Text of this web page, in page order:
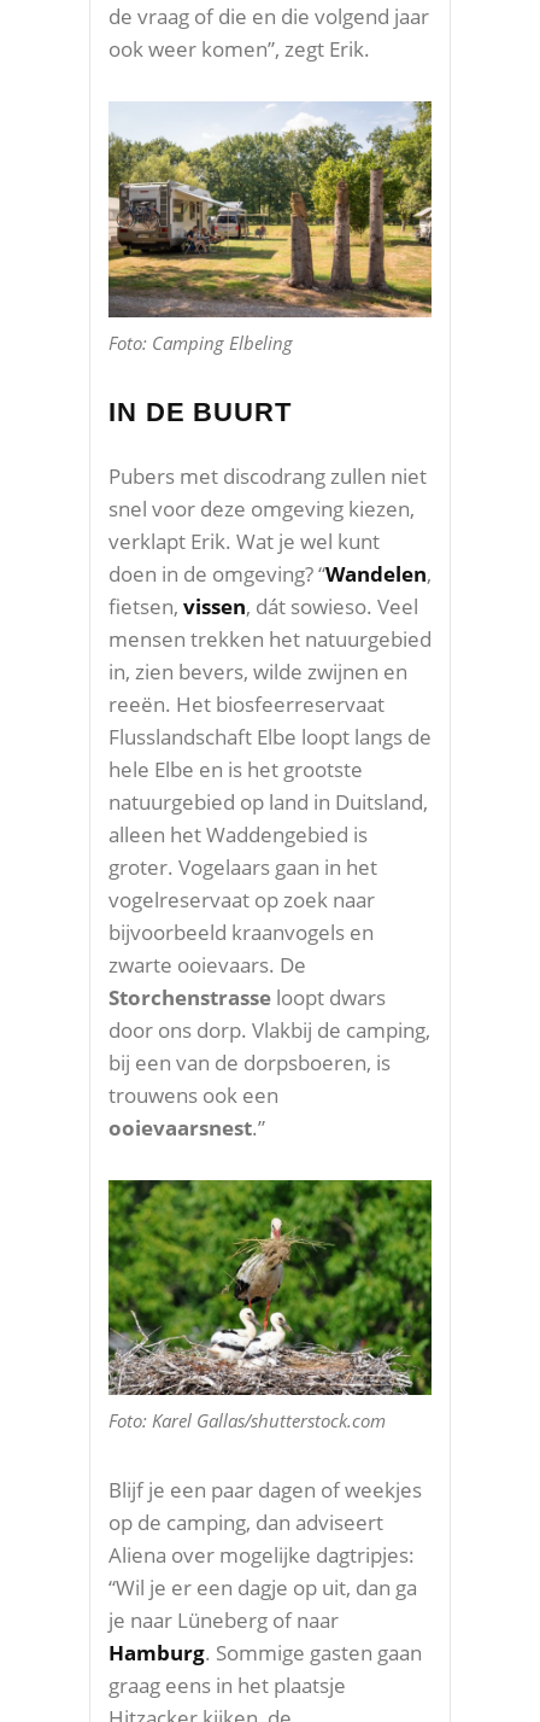
de vraag of die en die volgend jaar
ook weer komen”, zegt Erik.
Foto: Camping Elbeling
IN DE BUURT
Pubers met discodrang zullen niet
snel voor deze omgeving kiezen,
verklapt Erik. Wat je wel kunt
doen in de omgeving? “Wandelen,
fietsen, vissen, dát sowieso. Veel
mensen trekken het natuurgebied
in, zien bevers, wilde zwijnen en
reeën. Het biosfeerreservaat
Flusslandschaft Elbe loopt langs de
hele Elbe en is het grootste
natuurgebied op land in Duitsland,
alleen het Waddengebied is
groter. Vogelaars gaan in het
vogelreservaat op zoek naar
bijvoorbeeld kraanvogels en
zwarte ooievaars. De
Storchenstrasse loopt dwars
door ons dorp. Vlakbij de camping,
bij een van de dorpsboeren, is
trouwens ook een
ooievaarsnest.”
Foto: Karel Gallas/shutterstock.com
Blijf je een paar dagen of weekjes
op de camping, dan adviseert
Aliena over mogelijke dagtripjes:
“Wil je er een dagje op uit, dan ga
je naar Lüneberg of naar
Hamburg. Sommige gasten gaan
graag eens in het plaatsje